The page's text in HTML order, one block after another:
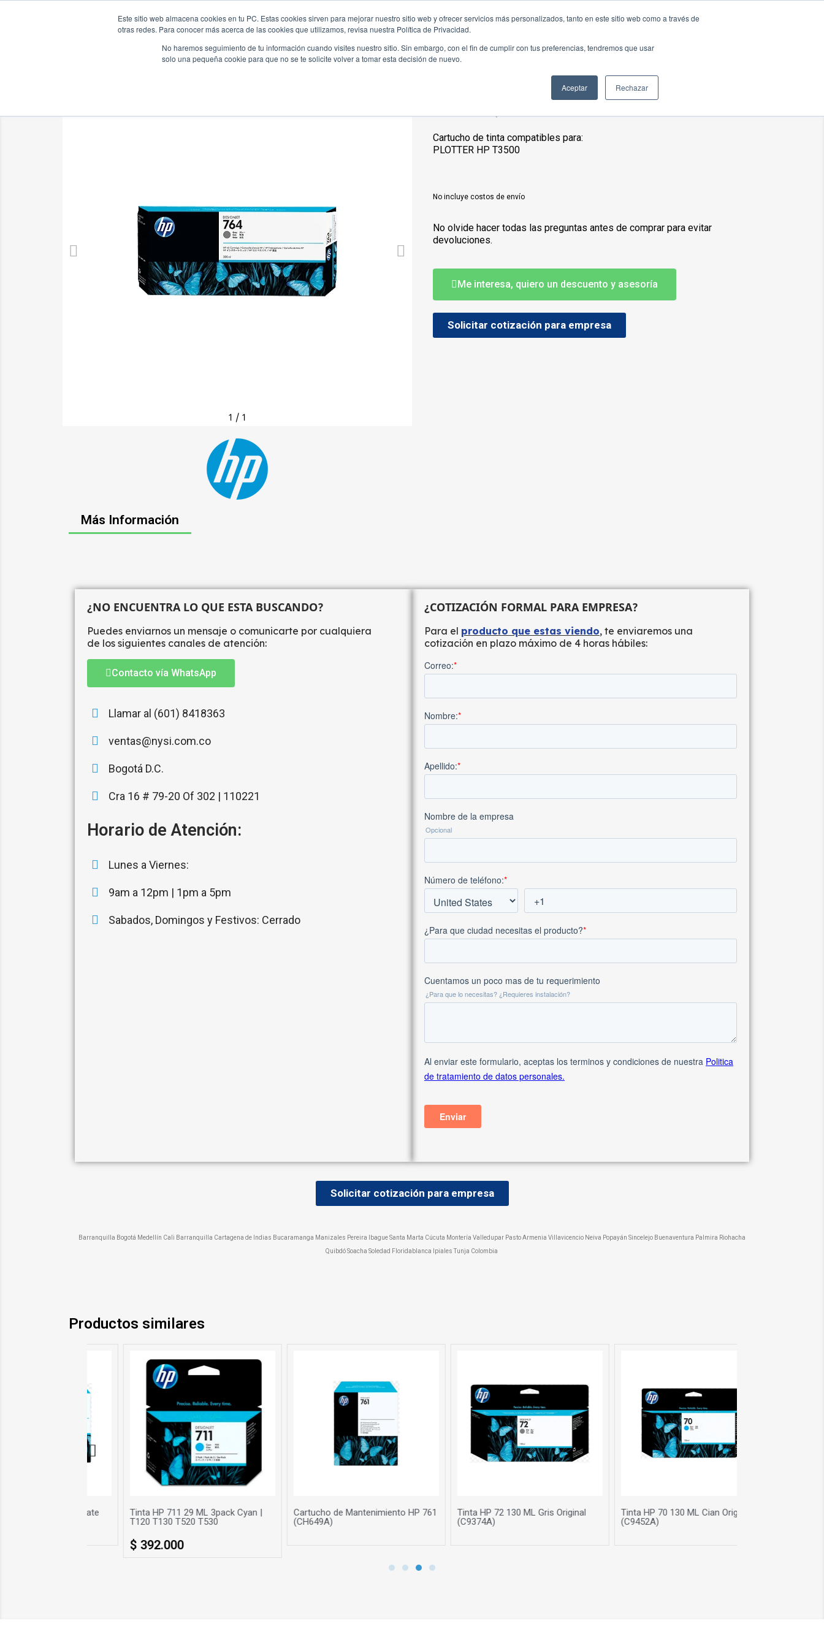
Este sitio web almacena cookies en tu PC. Estas cookies sirven para mejorar nuestro sitio web y ofrecer servicios más personalizados, tanto en este sitio web como a través de
otras redes. Para conocer más acerca de las cookies que utilizamos, revisa nuestra Política de Privacidad.
No haremos seguimiento de tu información cuando visites nuestro sitio. Sin embargo, con el fin de cumplir con tus preferencias, tendremos que usar
solo una pequeña cookie para que no se te solicite volver a tomar esta decisión de nuevo.
Aceptar Rechazar
Inicio Productos Hewlett Packard
1 / 1
Tinta HP 764 300 ML Gris
Cartucho de tinta compatibles para:
PLOTTER HP T3500
No incluye costos de envío
No olvide hacer todas las preguntas antes de comprar para evitar
devoluciones.
Me interesa, quiero un descuento y asesoría
Solicitar cotización para empresa
Más Información
¿NO ENCUENTRA LO QUE ESTA BUSCANDO?
Puedes enviarnos un mensaje o comunicarte por cualquiera
de los siguientes canales de atención:
Contacto vía WhatsApp
Llamar al (601) 8418363
ventas@nysi.com.co
Bogotá D.C.
Cra 16 # 79-20 Of 302 | 110221
Horario de Atención:
Lunes a Viernes:
9am a 12pm | 1pm a 5pm
Sabados, Domingos y Festivos: Cerrado
¿COTIZACIÓN FORMAL PARA EMPRESA?
Para el producto que estas viendo, te enviaremos una
cotización en plazo máximo de 4 horas hábiles:
Solicitar cotización para empresa
Barranquilla Bogotá Medellín Cali Barranquilla Cartagena de Indias Bucaramanga Manizales Pereira Ibague Santa Marta Cúcuta Montería Valledupar Pasto Armenia Villavicencio Neiva Popayán Sincelejo Buenaventura Palmira Riohacha
Quibdó Soacha Soledad Floridablanca Ipiales Tunja Colombia
Productos similares
HP 711 29 ML 3pack Cyan |
Cartucho de Mantenimiento HP 761
(CH649A)
Tinta HP 72 130 ML Gris Original
(C9374A)
Tinta HP 70 130 ML Cian Original
(C9452A)
Tinta HP 738 300 ML Cyan Original